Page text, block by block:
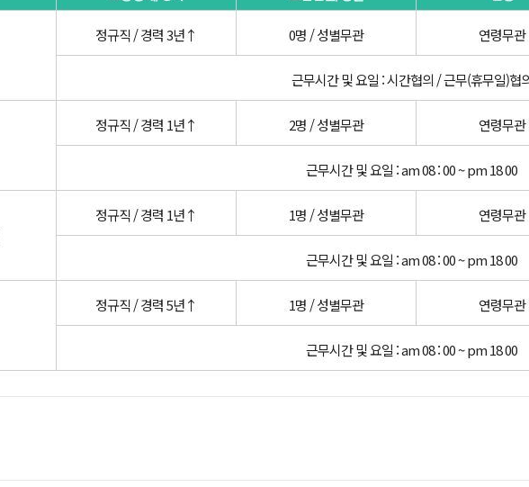
정규직 / 경력 3년↑ 0명 / 성별무관 연령무관
근무시간 및 요일 : 시간협의 / 근무(휴무일)협
정규직 / 경력 1년↑ 2명 / 성별무관 연령무관
근무시간 및 요일 : am 08 : 00 ~ pm 18 00
정규직 / 경력 1년↑ 1명 / 성별무관 연령무관
근무시간 및 요일 : am 08 : 00 ~ pm 18 00
정규직 / 경력 5년↑ 1명 / 성별무관 연령무관
근무시간 및 요일 : am 08 : 00 ~ pm 18 00